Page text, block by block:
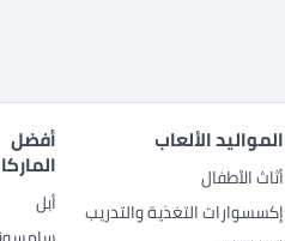
المواليد الألعاب
أثاث الأطفال
إكسسوارات التغذية والتدريب
أفضل
أبل